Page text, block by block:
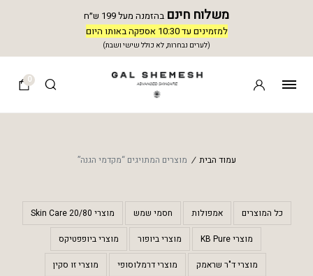
משלוח חינם בהזמנה מעל 199 ש״ח
למזמינים עד 10:30 אספקה באותו היום
(לערים נבחרות, לא כולל שישי ושבת)
0
עמוד הבית / מוצרים המתויגים “מקדמי הגנה”
כל המוצרים אמפולות חסמי שמש מוצרי 20/80 Skin Care
מוצרי KB Pure מוצרי ביופור מוצרי ביופפטיקס
מוצרי ד"ר שראמק מוצרי דרמלוסופי מוצרי זו סקין